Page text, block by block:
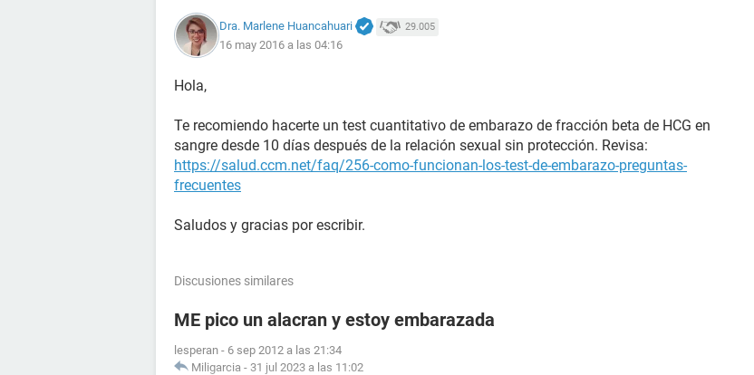
Dra. Marlene Huancahuari 29.005
16 may 2016 a las 04:16
Hola,
Te recomiendo hacerte un test cuantitativo de embarazo de fracción beta de HCG en
sangre desde 10 días después de la relación sexual sin protección. Revisa:
https://salud.ccm.net/faq/256-como-funcionan-los-test-de-embarazo-preguntas-
frecuentes
Saludos y gracias por escribir.
Discusiones similares
ME pico un alacran y estoy embarazada
lesperan - 6 sep 2012 a las 21:34
Miligarcia - 31 jul 2023 a las 11:02